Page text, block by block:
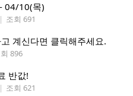
04/10(목)
| 조회 691
계신다면 클릭해주세요.
896
반값!
| 조회 621